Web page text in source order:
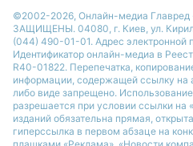
©2002-2026, Онлайн-медиа Главред
ЗАЩИЩЕНЫ. 04080, г. Киев, ул.
(044) 490-01-01. Адрес электронной
Идентификатор онлайн-медиа в
R40-01822. Перепечатка,
информации, содержащей ссылку на
либо виде запрещено.
разрешается при условии ссылки на
изданий обязательна прямая,
гиперссылка в первом абзаце на